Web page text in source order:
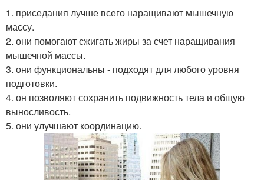
1. приседания лучше всего наращивают мышечную
массу.
2. они помогают сжигать жиры за счет наращивания
мышечной массы.
3. они функциональны - подходят для любого уровня
подготовки.
4. он позволяют сохранить подвижность тела и общую
выносливость.
5. они улучшают координацию.